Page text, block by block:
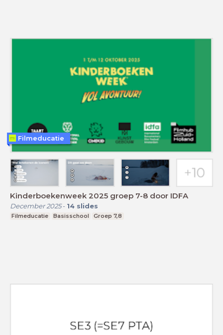
Kinderboekenweek 2025 groep 7-8 door IDFA
December 2025- 14 slides
Filmeducatie Basisschool Groep 7,8
Filmeducatie